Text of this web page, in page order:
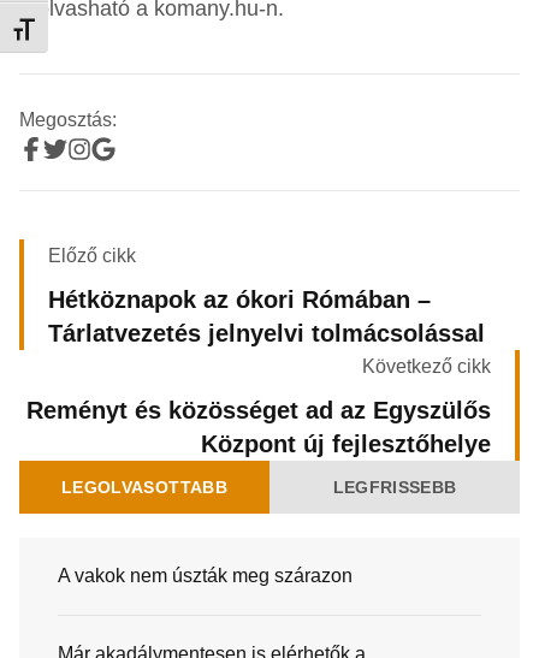
Betűméret váltása
– olvasható a komany.hu-n.
Megosztás:
Előző cikk
Hétköznapok az ókori Rómában –
Tárlatvezetés jelnyelvi tolmácsolással
Következő cikk
Reményt és közösséget ad az Egyszülős
Központ új fejlesztőhelye
LEGOLVASOTTABB LEGFRISSEBB
A vakok nem úszták meg szárazon